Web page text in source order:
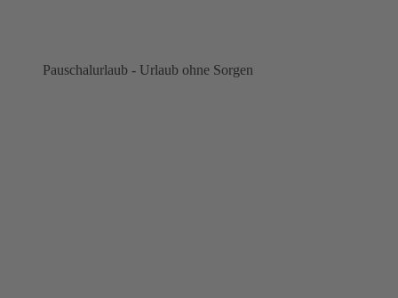
Pauschalurlaub - Urlaub ohne Sorgen